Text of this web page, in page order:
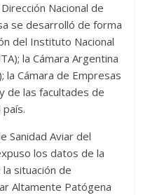
Nacional de
se desarrolló de forma
del Instituto Nacional
la Cámara Argentina
la Cámara de Empresas
de las facultades de
Sanidad Aviar del
los datos de la
situación de
Altamente Patógena